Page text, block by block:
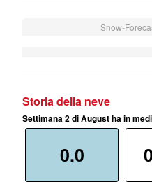
Snow-
Storia della neve
Settimana 2 di August ha in
0.0